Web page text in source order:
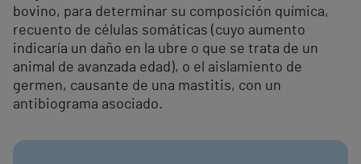
bovino, para determinar su composición química,
recuento de células somáticas (cuyo aumento
indicaría un daño en la ubre o que se trata de un
animal de avanzada edad), o el aislamiento de
germen, causante de una mastitis, con un
antibiograma asociado.